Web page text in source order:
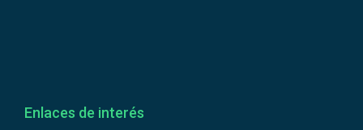
Enlaces de interés